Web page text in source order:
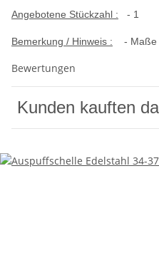
Angebotene Stückzahl : - 1
Bemerkung / Hinweis : - Maße
Bewertungen
Kunden kauften